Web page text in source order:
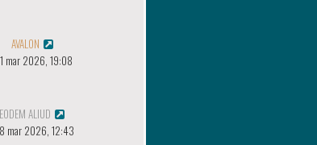
AVALON
mar 2026, 19:08
EODEM ALIUD
mar 2026, 12:43